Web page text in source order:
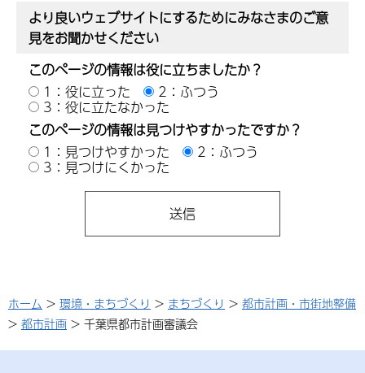
より良いウェブサイトにするためにみなさまのご意
見をお聞かせください
このページの情報は役に立ちましたか？
1：役に立った
2：ふつう
3：役に立たなかった
このページの情報は見つけやすかったですか？
1：見つけやすかった
2：ふつう
3：見つけにくかった
ホーム > 環境・まちづくり > まちづくり > 都市計画・市街地整備
> 都市計画 > 千葉県都市計画審議会